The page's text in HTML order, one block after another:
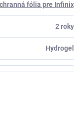
fólia pre Infinix
2 roky
Hydrogel